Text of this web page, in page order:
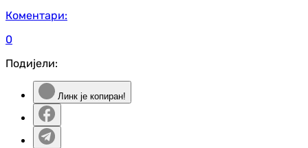
Коментари:
0
Подијели:
Линк је копиран!